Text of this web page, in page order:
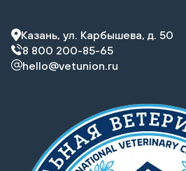
Казань, ул. Карбышева, д. 50
8 800 200-85-65
hello@vetunion.ru